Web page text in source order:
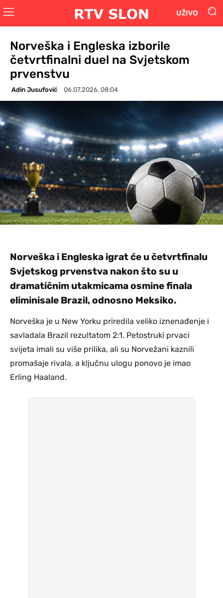
UŽIVO
Norveška i Engleska izborile
četvrtfinalni duel na Svjetskom
prvenstvu
Adin Jusufović 06.07.2026. 08:04
Norveška i Engleska igrat će u četvrtfinalu
Svjetskog prvenstva nakon što su u
dramatičnim utakmicama osmine finala
eliminisale Brazil, odnosno Meksiko.
Norveška je u New Yorku priredila veliko iznenađenje i
savladala Brazil rezultatom 2:1. Petostruki prvaci
svijeta imali su više prilika, ali su Norvežani kaznili
promašaje rivala, a ključnu ulogu ponovo je imao
Erling Haaland.